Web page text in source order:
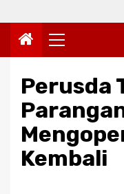
Primary
Menu
Perusda
Kembali